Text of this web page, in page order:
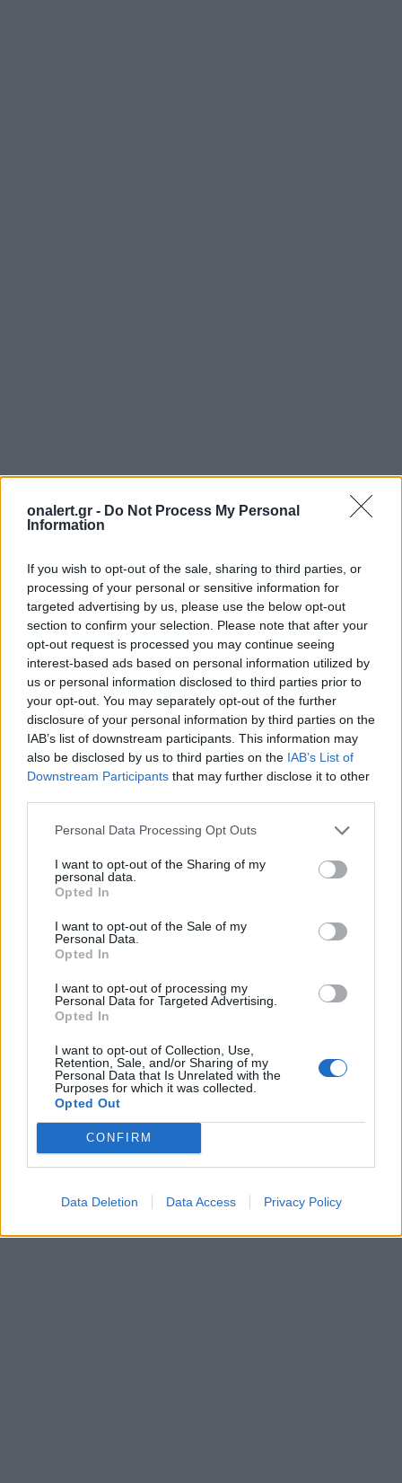
onalert.gr - Do Not Process My Personal
Information
If you wish to opt-out of the sale, sharing to third parties, or
processing of your personal or sensitive information for
targeted advertising by us, please use the below opt-out
section to confirm your selection. Please note that after your
opt-out request is processed you may continue seeing
interest-based ads based on personal information utilized by
us or personal information disclosed to third parties prior to
your opt-out. You may separately opt-out of the further
disclosure of your personal information by third parties on the
IAB’s list of downstream participants. This information may
also be disclosed by us to third parties on the IAB’s List of
Downstream Participants that may further disclose it to other
Personal Data Processing Opt Outs
I want to opt-out of the Sharing of my
personal data.
Opted In
I want to opt-out of the Sale of my
Personal Data.
Opted In
I want to opt-out of processing my
Personal Data for Targeted Advertising.
Opted In
I want to opt-out of Collection, Use,
Retention, Sale, and/or Sharing of my
Personal Data that Is Unrelated with the
Purposes for which it was collected.
Opted Out
CONFIRM
Data Deletion Data Access Privacy Policy